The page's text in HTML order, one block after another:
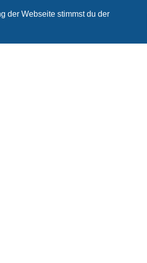
der Webseite stimmst du der